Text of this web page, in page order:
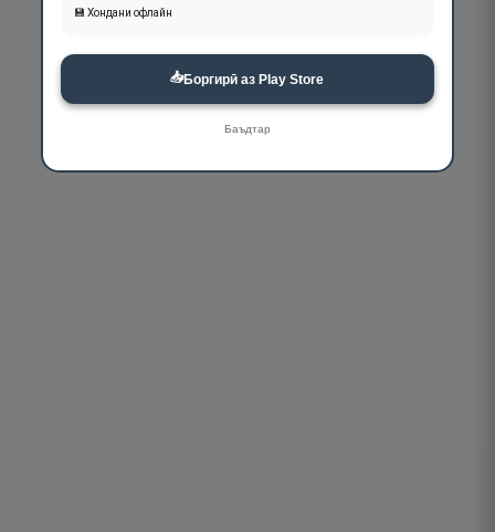
💾 Хондани офлайн
📥Боргирӣ аз Play Store
Баъдтар